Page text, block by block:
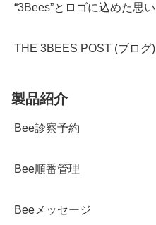
“3Bees”とロゴに込めた思い
THE 3BEES POST (ブログ)
製品紹介
Bee診察予約
Bee順番管理
Beeメッセージ